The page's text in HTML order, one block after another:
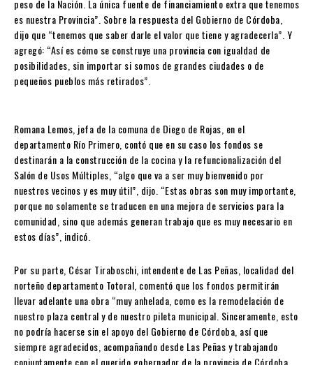
peso de la Nación. La única fuente de financiamiento extra que tenemos
es nuestra Provincia”. Sobre la respuesta del Gobierno de Córdoba,
dijo que “tenemos que saber darle el valor que tiene y agradecerla”. Y
agregó: “Así es cómo se construye una provincia con igualdad de
posibilidades, sin importar si somos de grandes ciudades o de
pequeños pueblos más retirados”.
Romana Lemos, jefa de la comuna de Diego de Rojas, en el
departamento Río Primero, contó que en su caso los fondos se
destinarán a la construcción de la cocina y la refuncionalización del
Salón de Usos Múltiples, “algo que va a ser muy bienvenido por
nuestros vecinos y es muy útil”, dijo. “Estas obras son muy importante,
porque no solamente se traducen en una mejora de servicios para la
comunidad, sino que además generan trabajo que es muy necesario en
estos días”, indicó.
Por su parte, César Tiraboschi, intendente de Las Peñas, localidad del
norteño departamento Totoral, comentó que los fondos permitirán
llevar adelante una obra “muy anhelada, como es la remodelación de
nuestro plaza central y de nuestro pileta municipal. Sinceramente, esto
no podría hacerse sin el apoyo del Gobierno de Córdoba, así que
siempre agradecidos, acompañando desde Las Peñas y trabajando
conjuntamente con el querido gobernador de la provincia de Córdoba,